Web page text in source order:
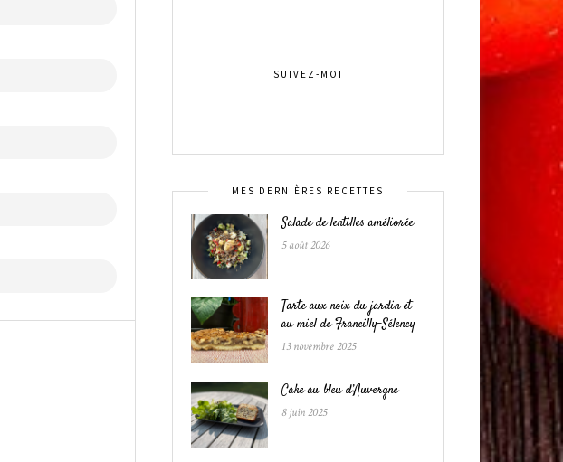
SUIVEZ-MOI
MES DERNIÈRES RECETTES
Salade de lentilles améliorée
5 août 2026
Tarte aux noix du jardin et
au miel de Francilly-Sélency
13 novembre 2025
Cake au bleu d’Auvergne
8 juin 2025